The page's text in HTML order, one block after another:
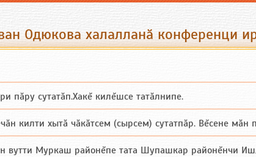
Одюкова халалланӑ конференци
пăру сутатăп.Хакĕ килĕшсе татăлнипе.
килти хытă чăкăтсем (сырсем) сутатпăр. Вĕсене мăн
вутти Муркаш районĕпе тата Шупашкар районĕнчи Ишлей